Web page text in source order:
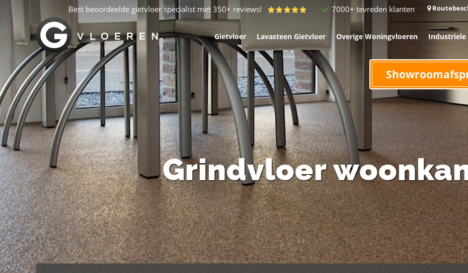
Grindvloer
Best beoordeelde gietvloer specialist met 350+ reviews! 7000+ tevreden klanten
Gietvloer Lavasteen Gietvloer Overige Woningvloeren Industriele